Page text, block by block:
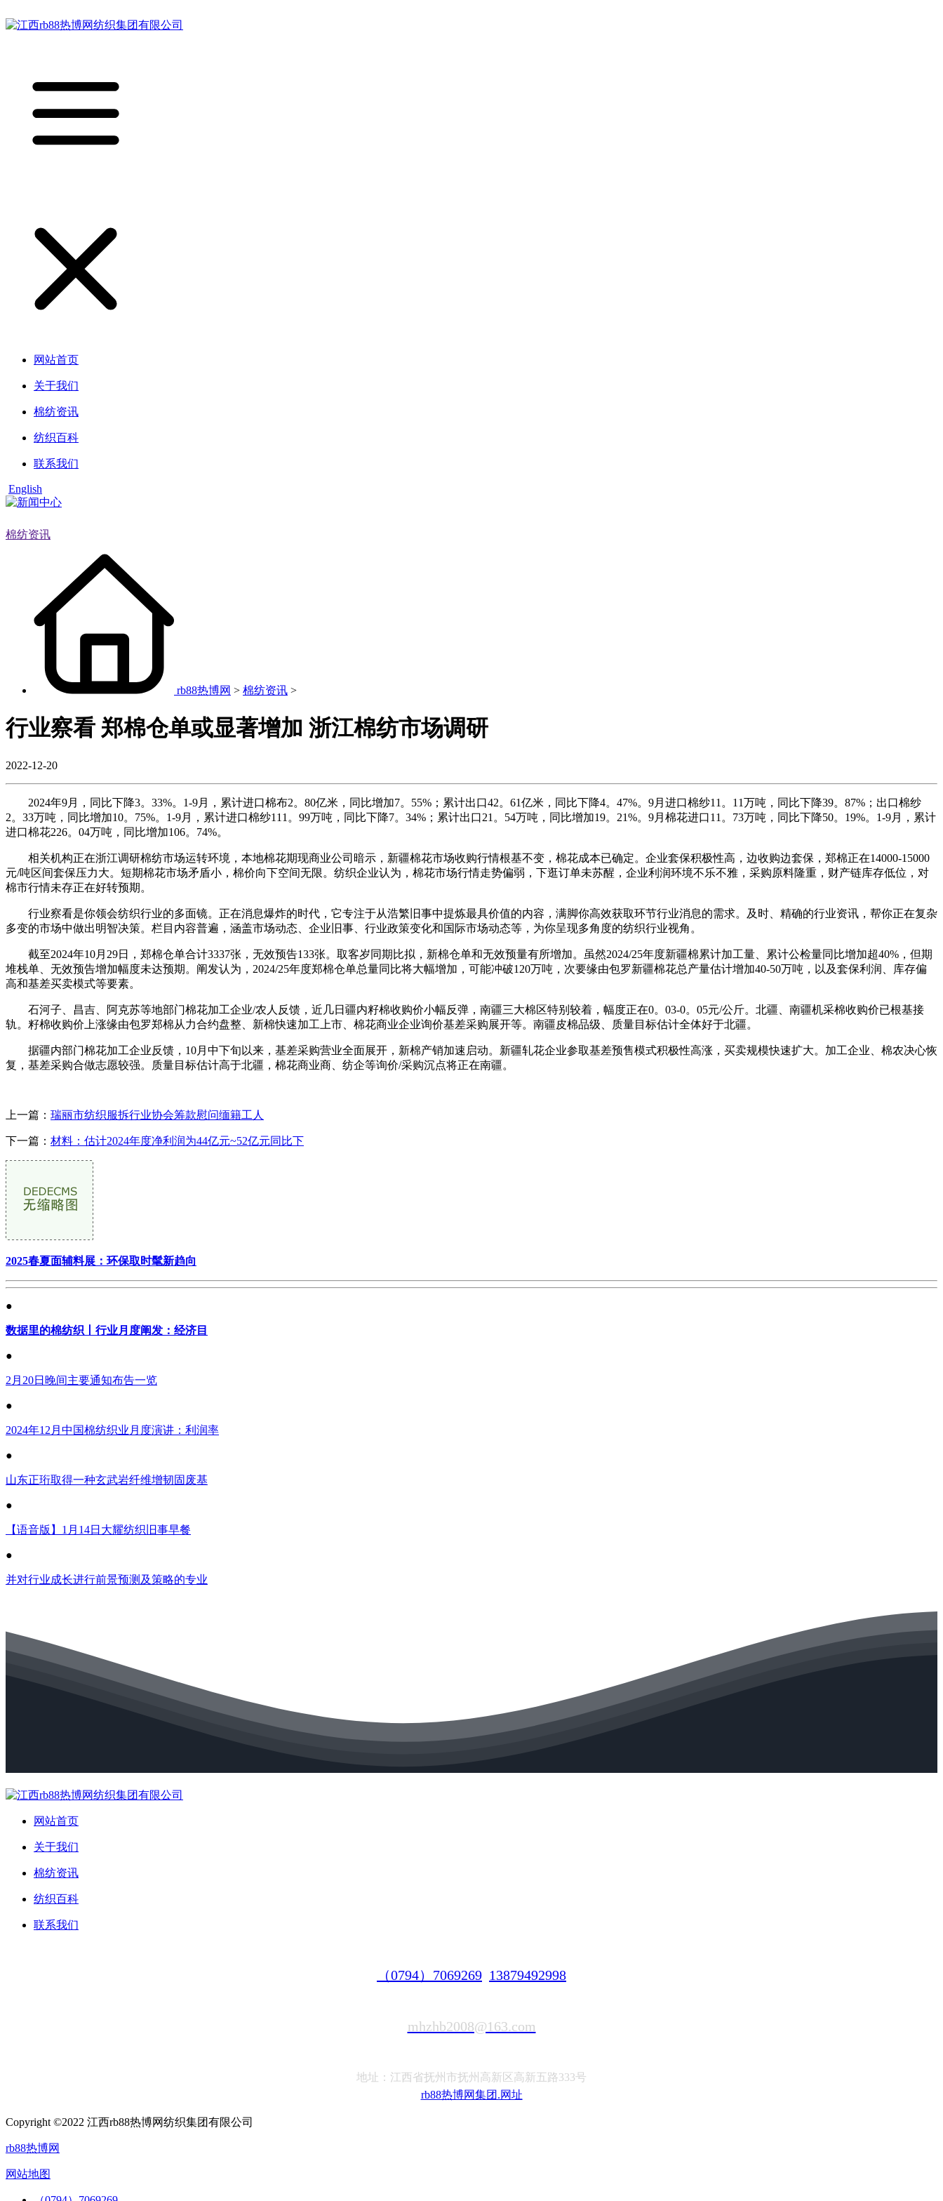
网站首页
关于我们
棉纺资讯
纺织百科
联系我们
English
棉纺资讯
rb88热博网 > 棉纺资讯 >
行业察看 郑棉仓单或显著增加 浙江棉纺市场调研
2022-12-20
2024年9月，同比下降3。33%。1-9月，累计进口棉布2。80亿米，同比增加7。55%；累计出口42。61亿米，同比下降4。47%。9月进口棉纱11。11万吨，同比下降39。87%；出口棉纱
2。33万吨，同比增加10。75%。1-9月，累计进口棉纱111。99万吨，同比下降7。34%；累计出口21。54万吨，同比增加19。21%。9月棉花进口11。73万吨，同比下降50。19%。1-9月，累计
进口棉花226。04万吨，同比增加106。74%。
相关机构正在浙江调研棉纺市场运转环境，本地棉花期现商业公司暗示，新疆棉花市场收购行情根基不变，棉花成本已确定。企业套保积极性高，边收购边套保，郑棉正在14000-15000
元/吨区间套保压力大。短期棉花市场矛盾小，棉价向下空间无限。纺织企业认为，棉花市场行情走势偏弱，下逛订单未苏醒，企业利润环境不乐不雅，采购原料隆重，财产链库存低位，对
棉市行情未存正在好转预期。
行业察看是你领会纺织行业的多面镜。正在消息爆炸的时代，它专注于从浩繁旧事中提炼最具价值的内容，满脚你高效获取环节行业消息的需求。及时、精确的行业资讯，帮你正在复杂
多变的市场中做出明智决策。栏目内容普遍，涵盖市场动态、企业旧事、行业政策变化和国际市场动态等，为你呈现多角度的纺织行业视角。
截至2024年10月29日，郑棉仓单合计3337张，无效预告133张。取客岁同期比拟，新棉仓单和无效预量有所增加。虽然2024/25年度新疆棉累计加工量、累计公检量同比增加超40%，但期
堆栈单、无效预告增加幅度未达预期。阐发认为，2024/25年度郑棉仓单总量同比将大幅增加，可能冲破120万吨，次要缘由包罗新疆棉花总产量估计增加40-50万吨，以及套保利润、库存偏
高和基差买卖模式等要素。
石河子、昌吉、阿克苏等地部门棉花加工企业/农人反馈，近几日疆内籽棉收购价小幅反弹，南疆三大棉区特别较着，幅度正在0。03-0。05元/公斤。北疆、南疆机采棉收购价已根基接
轨。籽棉收购价上涨缘由包罗郑棉从力合约盘整、新棉快速加工上市、棉花商业企业询价基差采购展开等。南疆皮棉品级、质量目标估计全体好于北疆。
据疆内部门棉花加工企业反馈，10月中下旬以来，基差采购营业全面展开，新棉产销加速启动。新疆轧花企业参取基差预售模式积极性高涨，买卖规模快速扩大。加工企业、棉农决心恢
复，基差采购合做志愿较强。质量目标估计高于北疆，棉花商业商、纺企等询价/采购沉点将正在南疆。
上一篇： 瑞丽市纺织服拆行业协会筹款慰问缅籍工人
下一篇： 材料：估计2024年度净利润为44亿元~52亿元同比下
2025春夏面辅料展：环保取时髦新趋向
●
数据里的棉纺织丨行业月度阐发：经济目
●
2月20日晚间主要通知布告一览
●
2024年12月中国棉纺织业月度演讲：利润率
●
山东正珩取得一种玄武岩纤维增韧固废基
●
【语音版】1月14日大耀纺织旧事早餐
●
并对行业成长进行前景预测及策略的专业
网站首页
关于我们
棉纺资讯
纺织百科
联系我们
（0794）7069269 13879492998
mhzhb2008@163.com
地址：江西省抚州市抚州高新区高新五路333号
rb88热博网集团.网址
Copyright ©2022 江西rb88热博网纺织集团有限公司
rb88热博网
网站地图